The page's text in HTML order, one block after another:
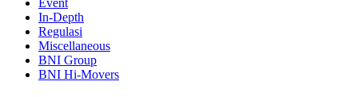
Event
In-Depth
Regulasi
Miscellaneous
BNI Group
BNI Hi-Movers